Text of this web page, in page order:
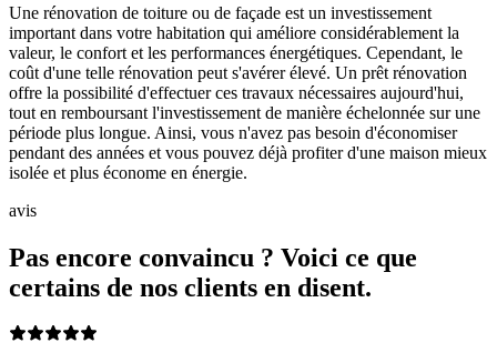
Une rénovation de toiture ou de façade est un investissement
important dans votre habitation qui améliore considérablement la
valeur, le confort et les performances énergétiques. Cependant, le
coût d'une telle rénovation peut s'avérer élevé. Un prêt rénovation
offre la possibilité d'effectuer ces travaux nécessaires aujourd'hui,
tout en remboursant l'investissement de manière échelonnée sur une
période plus longue. Ainsi, vous n'avez pas besoin d'économiser
pendant des années et vous pouvez déjà profiter d'une maison mieux
isolée et plus économe en énergie.
avis
Pas encore convaincu ? Voici ce que
certains de nos clients en disent.